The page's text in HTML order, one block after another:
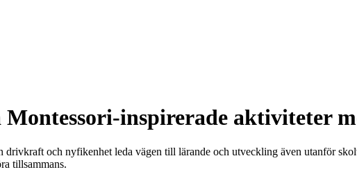
Montessori-inspirerade aktiviteter
drivkraft och nyfikenhet leda vägen till lärande och utveckling även utanför
tillsammans.